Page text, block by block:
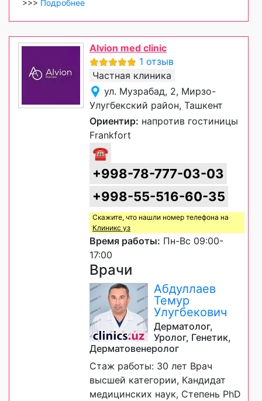
>>> Подробнее
Alvion med clinic
1 отзыв
Частная клиника
ул. Музрабад, 2, Мирзо-
Улугбекский район, Ташкент
Ориентир: напротив гостиницы
Frankfort
☎
+998-78-777-03-03
+998-55-516-60-35
Скажите, что нашли номер телефона на
Клиникс уз
Время работы: Пн-Вс 09:00-
17:00
Врачи
Абдуллаев
Темур
Улугбекович
Дерматолог,
Уролог, Генетик,
Дерматовенеролог
Стаж работы: 30 лет Врач
высшей категории, Кандидат
медицинских наук, Степень PhD